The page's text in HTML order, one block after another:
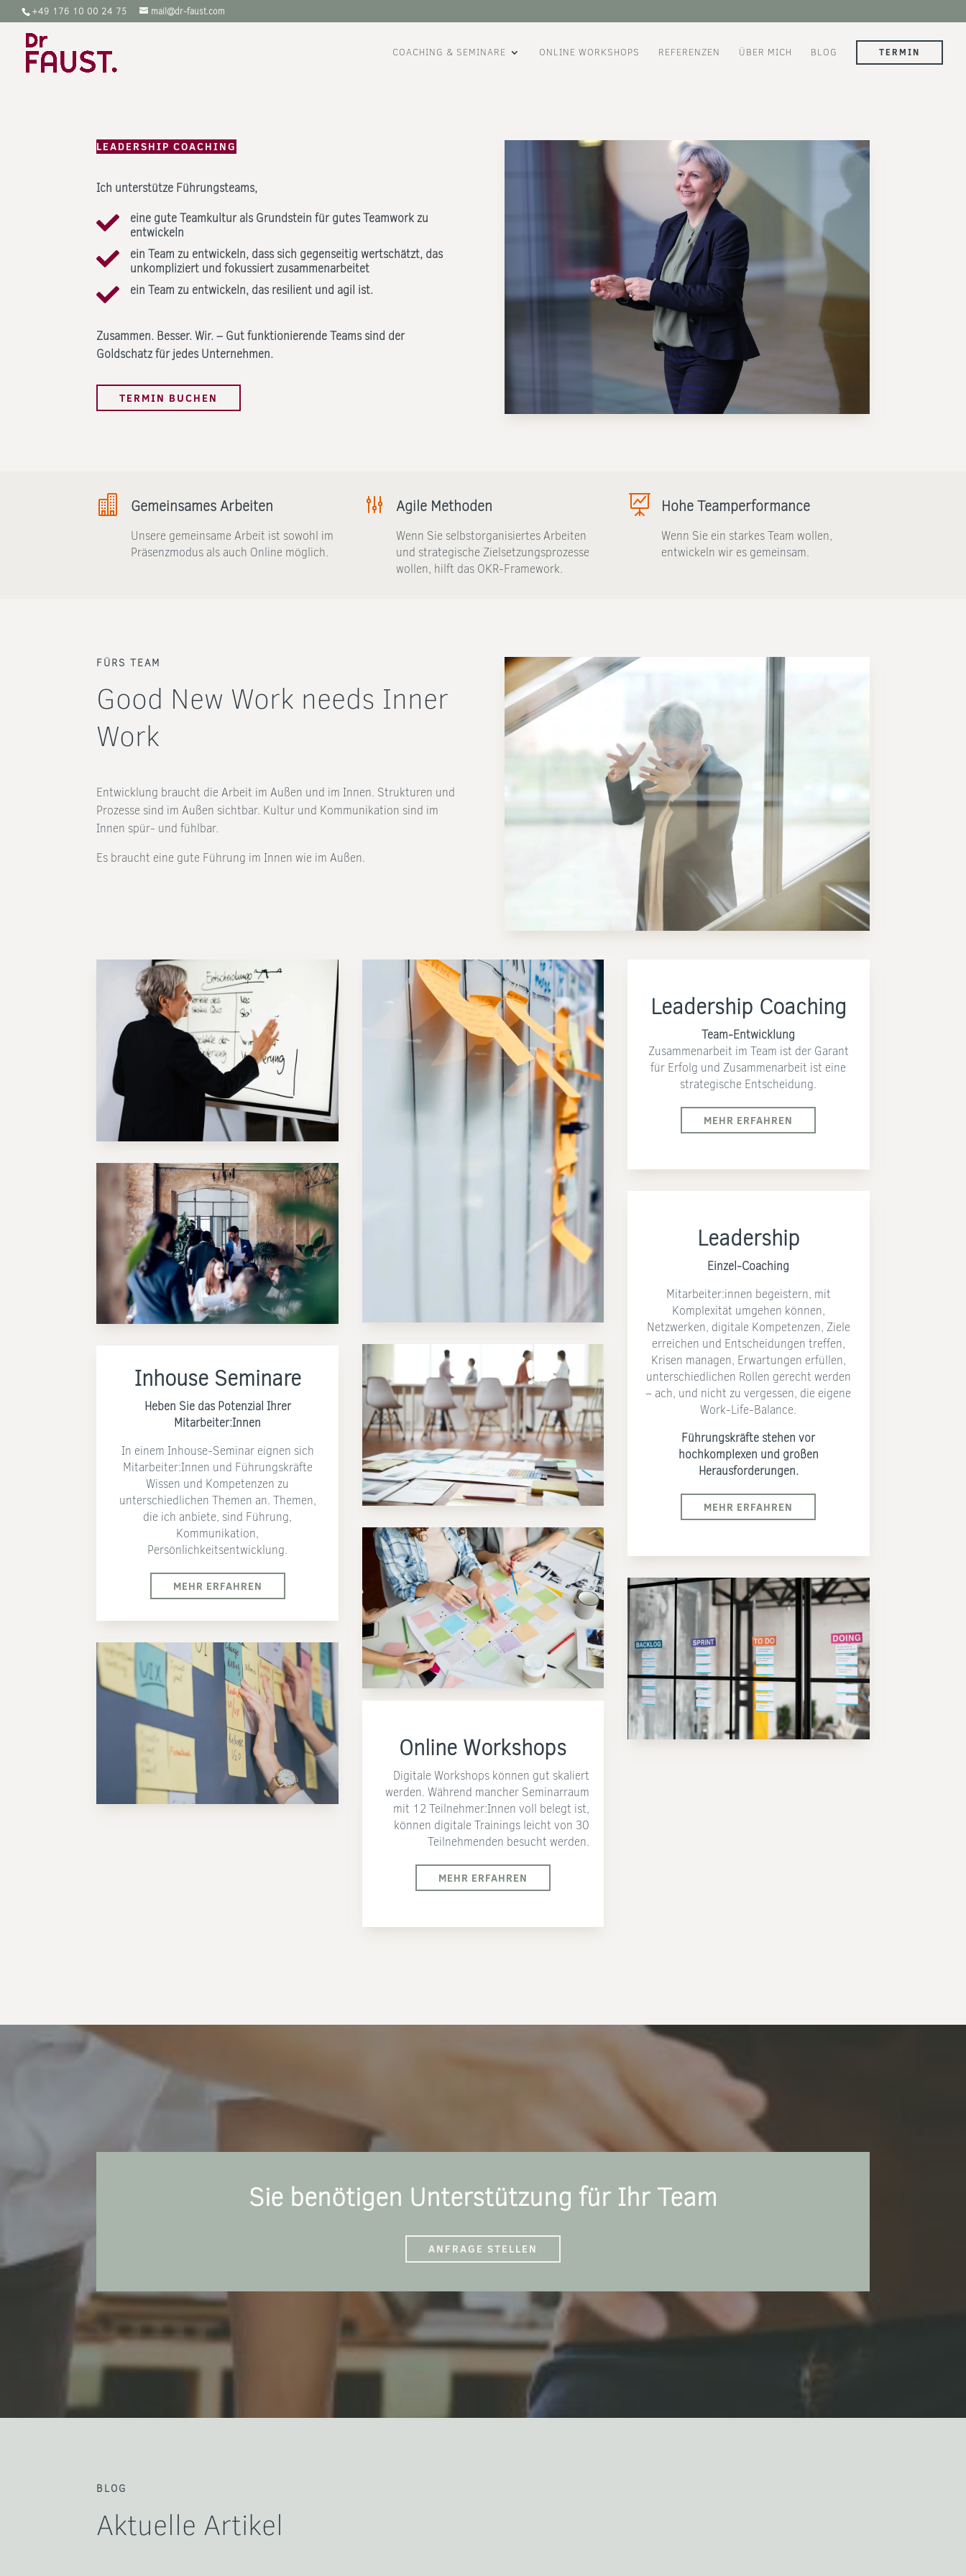
‭+49 176 10 00 24 75 mail@dr-faust.com
COACHING & SEMINARE ONLINE WORKSHOPS REFERENZEN ÜBER MICH BLOG TERMIN
LEADERSHIP COACHING
Ich unterstütze Führungsteams,

eine gute Teamkultur als Grundstein für gutes Teamwork zu
entwickeln

ein Team zu entwickeln, dass sich gegenseitig wertschätzt, das
unkompliziert und fokussiert zusammenarbeitet
 ein Team zu entwickeln, das resilient und agil ist.
Zusammen. Besser. Wir. – Gut funktionierende Teams sind der
Goldschatz für jedes Unternehmen.
TERMIN BUCHEN
 Gemeinsames Arbeiten
Unsere gemeinsame Arbeit ist sowohl im
Präsenzmodus als auch Online möglich.
g Agile Methoden
Wenn Sie selbstorganisiertes Arbeiten
und strategische Zielsetzungsprozesse
wollen, hilft das OKR-Framework.
 Hohe Teamperformance
Wenn Sie ein starkes Team wollen,
entwickeln wir es gemeinsam.
FÜRS TEAM
Good New Work needs Inner
Work
Entwicklung braucht die Arbeit im Außen und im Innen. Strukturen und
Prozesse sind im Außen sichtbar. Kultur und Kommunikation sind im
Innen spür- und fühlbar.
Es braucht eine gute Führung im Innen wie im Außen.
Inhouse Seminare
Heben Sie das Potenzial Ihrer
Mitarbeiter:Innen
In einem Inhouse-Seminar eignen sich
Mitarbeiter:Innen und Führungskräfte
Wissen und Kompetenzen zu
unterschiedlichen Themen an. Themen,
die ich anbiete, sind Führung,
Kommunikation,
Persönlichkeitsentwicklung.
MEHR ERFAHREN
Online Workshops
Digitale Workshops können gut skaliert
werden. Während mancher Seminarraum
mit 12 Teilnehmer:Innen voll belegt ist,
können digitale Trainings leicht von 30
Teilnehmenden besucht werden.
MEHR ERFAHREN
Leadership Coaching
Team-Entwicklung
Zusammenarbeit im Team ist der Garant
für Erfolg und Zusammenarbeit ist eine
strategische Entscheidung.
MEHR ERFAHREN
Leadership
Einzel-Coaching
Mitarbeiter:innen begeistern, mit
Komplexität umgehen können,
Netzwerken, digitale Kompetenzen, Ziele
erreichen und Entscheidungen treffen,
Krisen managen, Erwartungen erfüllen,
unterschiedlichen Rollen gerecht werden
– ach, und nicht zu vergessen, die eigene
Work-Life-Balance.
Führungskräfte stehen vor
hochkomplexen und großen
Herausforderungen.
MEHR ERFAHREN
Sie benötigen Unterstützung für Ihr Team
ANFRAGE STELLEN
BLOG
Aktuelle Artikel